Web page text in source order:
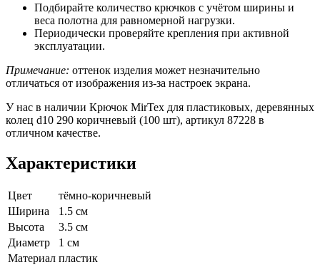
Подбирайте количество крючков с учётом ширины и
веса полотна для равномерной нагрузки.
Периодически проверяйте крепления при активной
эксплуатации.
Примечание: оттенок изделия может незначительно
отличаться от изображения из‑за настроек экрана.
У нас в наличии Крючок MirTex для пластиковых, деревянных
колец d10 290 коричневый (100 шт), артикул 87228 в
отличном качестве.
Характеристики
Цвет
тёмно-коричневый
Ширина
1.5 см
Высота
3.5 см
Диаметр
1 см
Материал пластик